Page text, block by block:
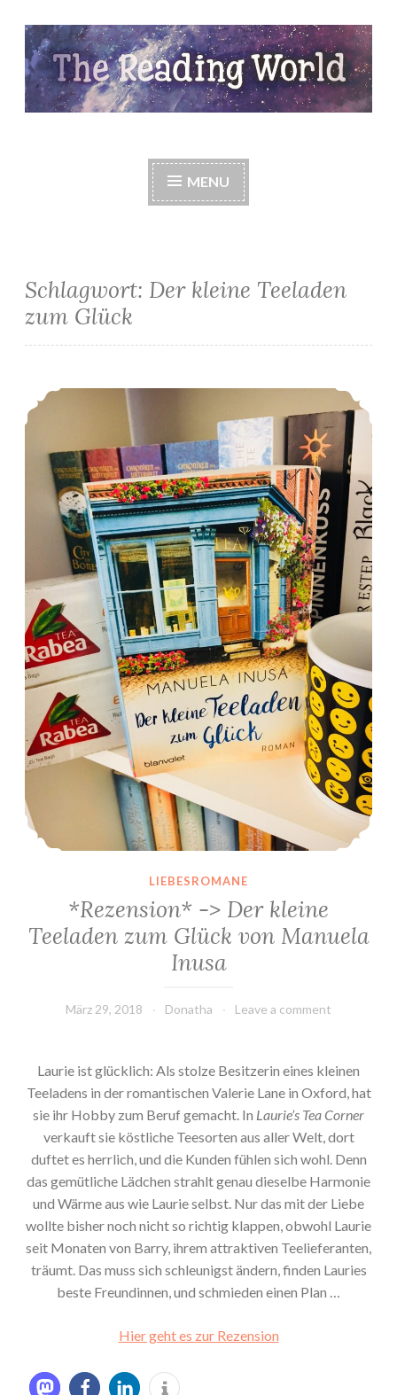
Skip
to
content
The Reading World
MENU
Schlagwort: Der kleine Teeladen
zum Glück
*Rezension* -> Der kleine Teeladen zum Glück von Manuela Inusa
LIEBESROMANE
*Rezension* -> Der kleine
Teeladen zum Glück von Manuela
Inusa
März 29, 2018 Donatha Leave a comment
Laurie ist glücklich: Als stolze Besitzerin eines kleinen
Teeladens in der romantischen Valerie Lane in Oxford, hat
sie ihr Hobby zum Beruf gemacht. In Laurie’s Tea Corner
verkauft sie köstliche Teesorten aus aller Welt, dort
duftet es herrlich, und die Kunden fühlen sich wohl. Denn
das gemütliche Lädchen strahlt genau dieselbe Harmonie
und Wärme aus wie Laurie selbst. Nur das mit der Liebe
wollte bisher noch nicht so richtig klappen, obwohl Laurie
seit Monaten von Barry, ihrem attraktiven Teelieferanten,
träumt. Das muss sich schleunigst ändern, finden Lauries
beste Freundinnen, und schmieden einen Plan …
Hier geht es zur Rezension